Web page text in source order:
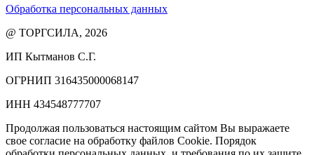
Обработка персональных данных
@ ТОРГСИЛА, 2026
ИП Кытманов С.Г.
ОГРНИП 316435000068147
ИНН 434548777707
Продолжая пользоваться настоящим сайтом Вы выражаете
свое согласие на обработку файлов Cookie. Порядок